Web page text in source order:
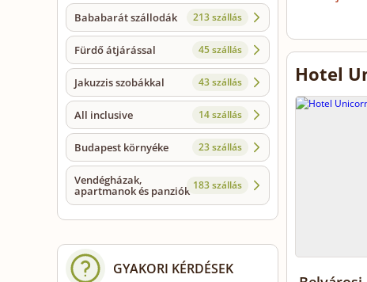
Bababarát szállodák 213 szállás
Fürdő átjárással 45 szállás
Jakuzzis szobákkal 43 szállás
All inclusive 14 szállás
Budapest környéke 23 szállás
Vendégházak,
apartmanok és panziók 183 szállás
GYAKORI KÉRDÉSEK
Hotel